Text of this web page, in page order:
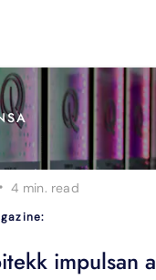
· 4 min. read
impulsan a